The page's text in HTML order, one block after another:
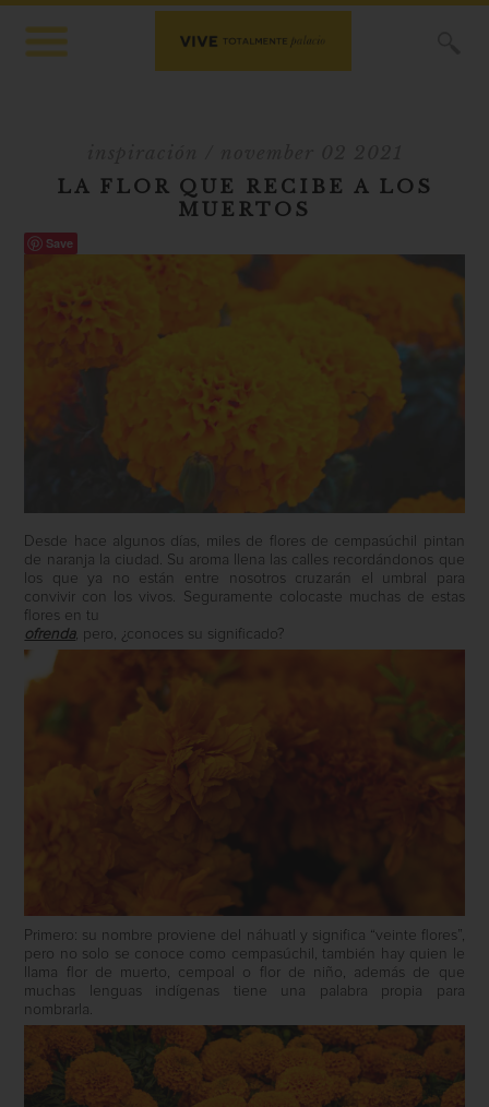
LA FLOR QUE RECIBE A LOS
MUERTOS
Save
Desde hace algunos días, miles de flores de cempasúchil pintan
de naranja la ciudad. Su aroma llena las calles recordándonos que
los que ya no están entre nosotros cruzarán el umbral para
convivir con los vivos. Seguramente colocaste muchas de estas
flores en tu
ofrenda, pero, ¿conoces su significado?
Primero: su nombre proviene del náhuatl y significa “veinte flores”,
pero no solo se conoce como cempasúchil, también hay quien le
llama flor de muerto, cempoal o flor de niño, además de que
muchas lenguas indígenas tiene una palabra propia para
nombrarla.